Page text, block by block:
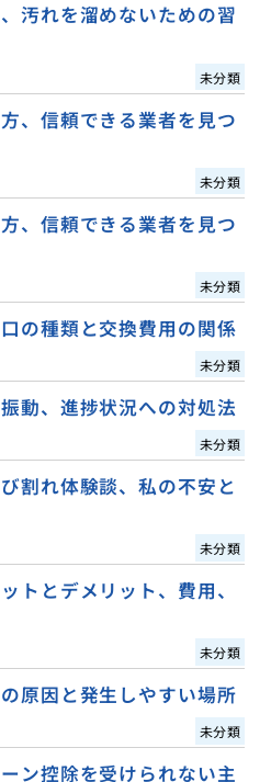
汚れを溜めないための習
未分類
、信頼できる業者を見つ
未分類
、信頼できる業者を見つ
未分類
の種類と交換費用の関係
未分類
動、進捗状況への対処法
未分類
割れ体験談、私の不安と
未分類
トとデメリット、費用、
未分類
原因と発生しやすい場所
未分類
ン控除を受けられない主